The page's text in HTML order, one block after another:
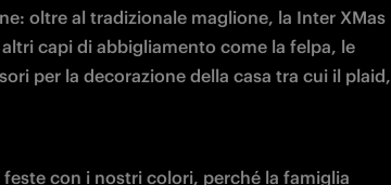
oltre al tradizionale maglione, la Inter XMas
capi di abbigliamento come la felpa, le
per la decorazione della casa tra cui il plaid,
con i nostri colori, perché la famiglia